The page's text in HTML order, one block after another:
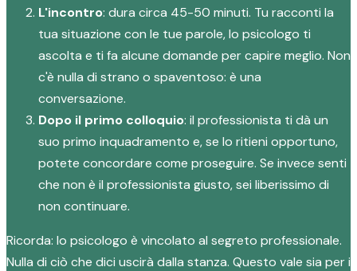
L'incontro: dura circa 45-50 minuti. Tu racconti la
tua situazione con le tue parole, lo psicologo ti
ascolta e ti fa alcune domande per capire meglio. Non
c'è nulla di strano o spaventoso: è una
conversazione.
Dopo il primo colloquio: il professionista ti dà un
suo primo inquadramento e, se lo ritieni opportuno,
potete concordare come proseguire. Se invece senti
che non è il professionista giusto, sei liberissimo di
non continuare.
Ricorda: lo psicologo è vincolato al segreto professionale.
Nulla di ciò che dici uscirà dalla stanza. Questo vale sia per i